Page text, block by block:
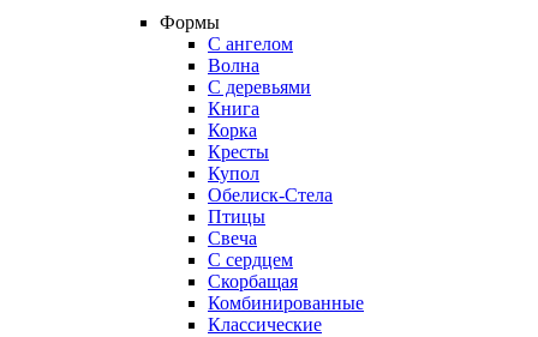
Формы
С ангелом
Волна
С деревьями
Книга
Корка
Кресты
Купол
Обелиск-Стела
Птицы
Свеча
С сердцем
Скорбащая
Комбинированные
Классические